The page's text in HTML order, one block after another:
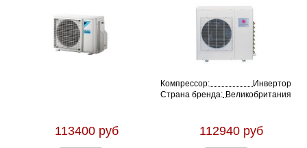
113400 руб
Компрессор:
Инвертор
Страна бренда: Великобритания
112940 руб